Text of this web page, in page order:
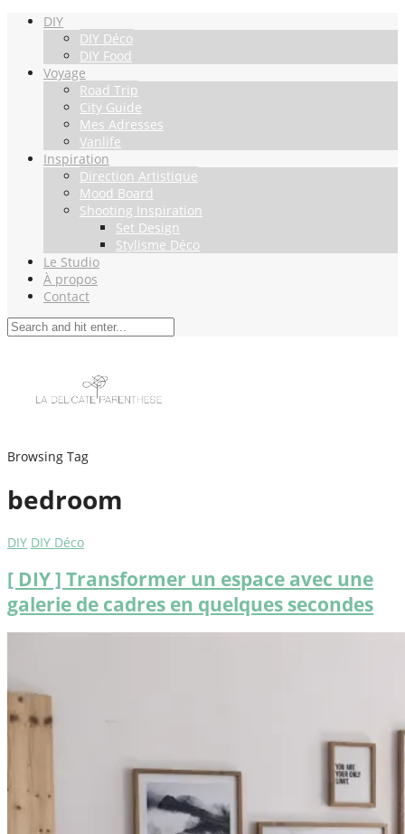
DIY
DIY Déco
DIY Food
Voyage
Road Trip
City Guide
Mes Adresses
Vanlife
Inspiration
Direction Artistique
Mood Board
Shooting Inspiration
Set Design
Stylisme Déco
Le Studio
À propos
Contact
Browsing Tag
bedroom
DIY DIY Déco
[ DIY ] Transformer un espace avec une
galerie de cadres en quelques secondes